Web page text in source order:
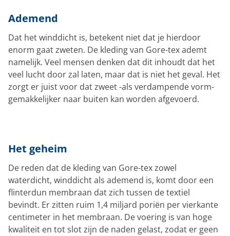
Ademend
Dat het winddicht is, betekent niet dat je hierdoor
enorm gaat zweten. De kleding van Gore-tex ademt
namelijk. Veel mensen denken dat dit inhoudt dat het
veel lucht door zal laten, maar dat is niet het geval. Het
zorgt er juist voor dat zweet -als verdampende vorm-
gemakkelijker naar buiten kan worden afgevoerd.
Het geheim
De reden dat de kleding van Gore-tex zowel
waterdicht, winddicht als ademend is, komt door een
flinterdun membraan dat zich tussen de textiel
bevindt. Er zitten ruim 1,4 miljard poriën per vierkante
centimeter in het membraan. De voering is van hoge
kwaliteit en tot slot zijn de naden gelast, zodat er geen